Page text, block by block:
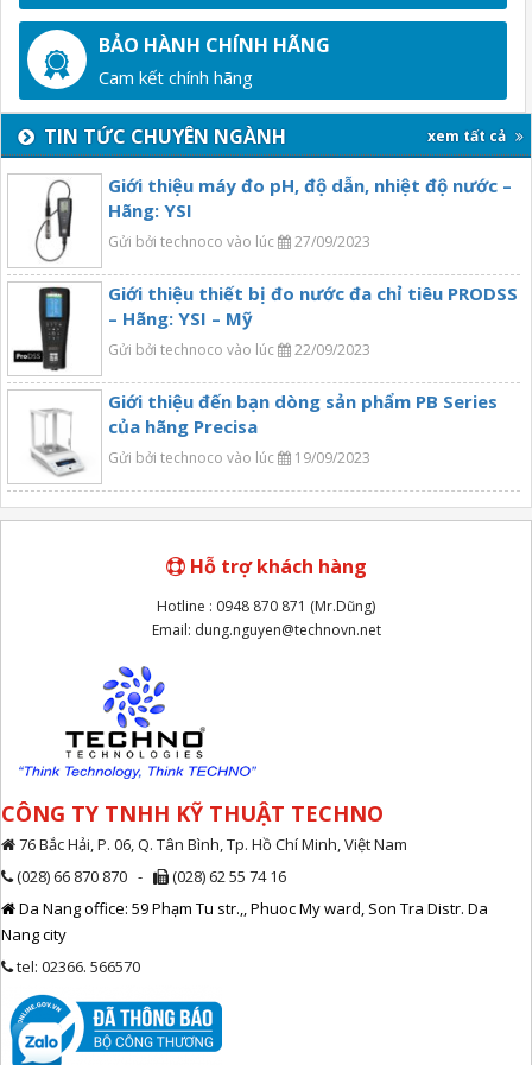
BẢO HÀNH CHÍNH HÃNG
Cam kết chính hãng
TIN TỨC CHUYÊN NGÀNH xem tất cả
Giới thiệu máy đo pH, độ dẫn, nhiệt độ nước –
Hãng: YSI
Gửi bởi technoco vào lúc 27/09/2023
Giới thiệu thiết bị đo nước đa chỉ tiêu PRODSS
– Hãng: YSI – Mỹ
Gửi bởi technoco vào lúc 22/09/2023
Giới thiệu đến bạn dòng sản phẩm PB Series
của hãng Precisa
Gửi bởi technoco vào lúc 19/09/2023
Hỗ trợ khách hàng
Hotline : 0948 870 871 (Mr.Dũng)
Email: dung.nguyen@technovn.net
CÔNG TY TNHH KỸ THUẬT TECHNO
76 Bắc Hải, P. 06, Q. Tân Bình, Tp. Hồ Chí Minh, Việt Nam
(028) 66 870 870 -
(028) 62 55 74 16
Da Nang office: 59 Phạm Tu str.,, Phuoc My ward, Son Tra Distr. Da
Nang city
tel: 02366. 566570